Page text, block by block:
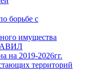
борьбе с
имущества
на 2019-2026гг.
территорий